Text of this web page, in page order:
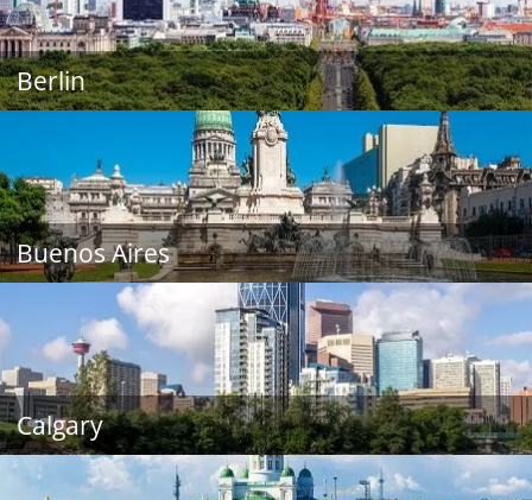
Berlin
Buenos Aires
Calgary